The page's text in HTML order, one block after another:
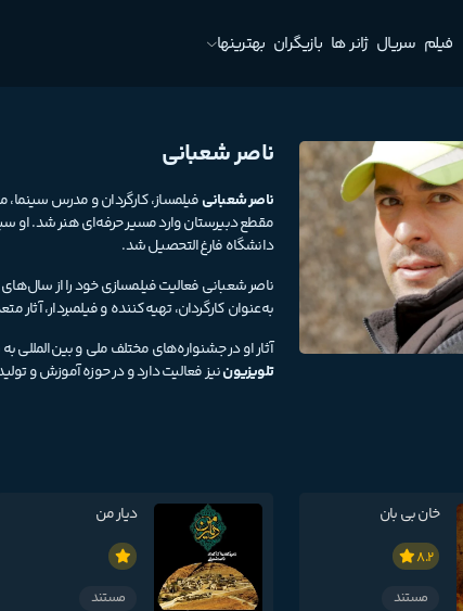
فیلم سریال ژانر ها بازیگران بهترینها
ناصر شعبانی
ناصر شعبانیفیلمساز، کارگردان و مدرس
مقطع دبیرستان وارد مسیر حرفه‌ای هنر شد. او
دانشگاه فارغ‌التحصیل شد.
ناصر شعبانی فعالیت فیلمسازی خود را از
به‌عنوان کارگردان، تهیه‌کننده و فیلمبردار، آثار
آثار او در جشنواره‌های مختلف ملی و بین‌المللی
تلویزیوننیز فعالیت دارد و در حوزه آموزش و
خان بی بان
8.2
مستند
دیار من
مستند